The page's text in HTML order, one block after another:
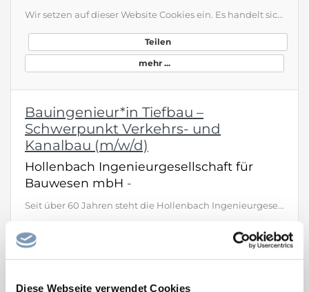
Diese Webseite verwendet Cookies
Wir setzen auf dieser Website Cookies ein. Es handelt sich bei den verwendeten Cookies um sogenannte "technisch notwendige Cookies", welche keine aktive Einwilligung des Benutzers erfordern. Weitere Informationen finden Sie in unserer Datenschutzerklärung. &gt; zurück zur Übersicht Architekt /-in bzw. Bauingenieur /-in als Seniorprojektleiter/-in (m/w/d) Stellen-Nr. 64-05:3969 Datum: 06.08.2026 Gemeinsam mit der Stadt Regensburg die Zukunft gestalten! Wir suchen für das Amt für Hochbau, Abteilung …
Teilen
mehr ...
Bauingenieur*in Tiefbau –
Schwerpunkt Verkehrs- und
Kanalbau (m/w/d)
Hollenbach Ingenieurgesellschaft für
Bauwesen mbH -
Seit über 60 Jahren steht die Hollenbach Ingenieurgesellschaft für Bauwesen mbH für verlässliche Planungsqualität im Tiefbau. Als unabhängiges Planungs- und Beratungsunternehmen mit Sitz in Göttingen begleiten wir kommunale und private Auftraggeber bei der erfolgreichen Realisierung komplexer Infrastrukturprojekte – von der ersten Idee bis zur Umsetzung vor Ort. Unser interdisziplinäres Team vereint Expertise in den Bereichen Abwassertechnik, Trinkwasserversorgung, Erschließungsplanung, Hochwas…